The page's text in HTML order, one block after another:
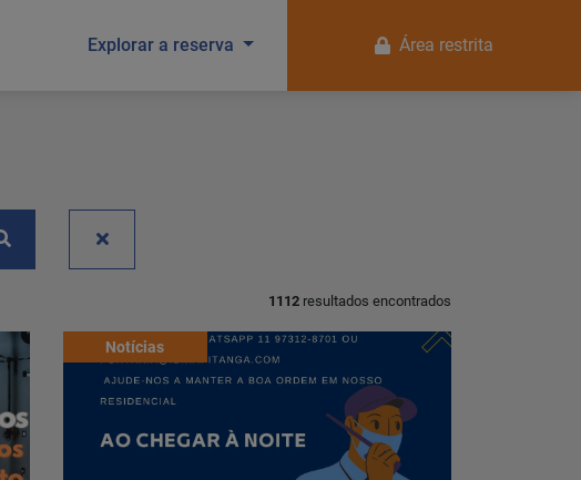
Explorar a reserva Área restrita
1112 resultados encontrados
Notícias